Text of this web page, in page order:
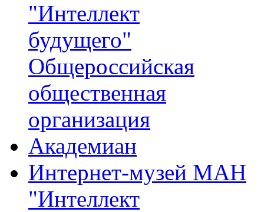
"Интеллект
будущего"
Общероссийская
общественная
организация
Академиан
Интернет-музей МАН
"Интеллект